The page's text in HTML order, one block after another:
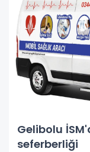
Gelibolu
seferberliği